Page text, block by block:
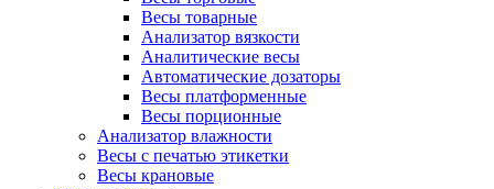
Весы товарные
Анализатор вязкости
Аналитические весы
Автоматические дозаторы
Весы платформенные
Весы порционные
Анализатор влажности
Весы с печатью этикетки
Весы крановые